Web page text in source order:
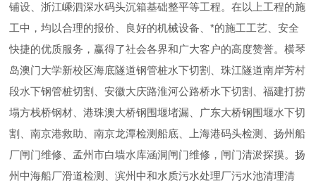
铺设、浙江嵊泗深水码头沉箱基础整平等工程。在以上工程的施
工中，均以合理的报价、良好的机械设备、*的施工工艺、安全
快捷的优质服务，赢得了社会各界和广大客户的高度赞誉。横琴
岛澳门大学新校区海底隧道钢管桩水下切割、珠江隧道南岸芳村
段水下钢管桩切割、安徽大庆路淮河公路桥水下切割、福建打捞
塌方栈桥钢材、港珠澳大桥钢围堰堵漏、广东大桥钢围堰水下切
割、南京港救助、南京龙潭检测船底、上海港码头检测、扬州船
厂闸门维修、孟州市白墙水库涵洞闸门维修，闸门清淤探摸。扬
州中海船厂滑道检测、滨州中和水质污水处理厂污水池清理清